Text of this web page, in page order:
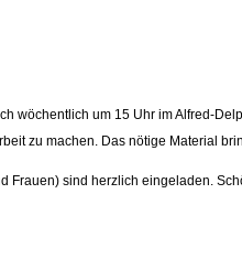
wöchentlich um 15 Uhr im Alfred-
zu machen. Das nötige Material
Frauen) sind herzlich eingeladen.